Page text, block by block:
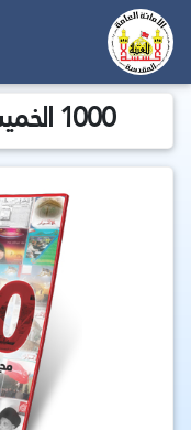
1000 الخميس 28 شعبان 1446 هـ